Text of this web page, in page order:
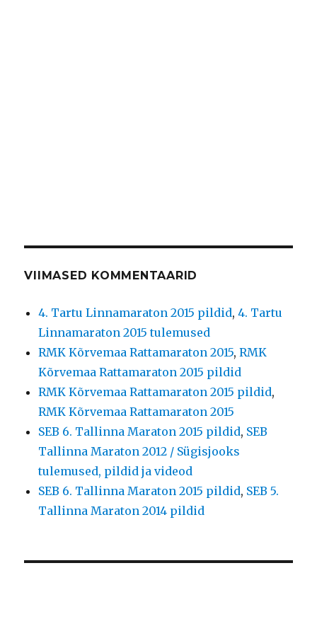
VIIMASED KOMMENTAARID
4. Tartu Linnamaraton 2015 pildid,4. Tartu
Linnamaraton 2015 tulemused
RMK Kõrvemaa Rattamaraton 2015,RMK
Kõrvemaa Rattamaraton 2015 pildid
RMK Kõrvemaa Rattamaraton 2015 pildid,
RMK Kõrvemaa Rattamaraton 2015
SEB 6. Tallinna Maraton 2015 pildid, SEB
Tallinna Maraton 2012 / Sügisjooks
tulemused, pildid ja videod
SEB 6. Tallinna Maraton 2015 pildid, SEB 5.
Tallinna Maraton 2014 pildid